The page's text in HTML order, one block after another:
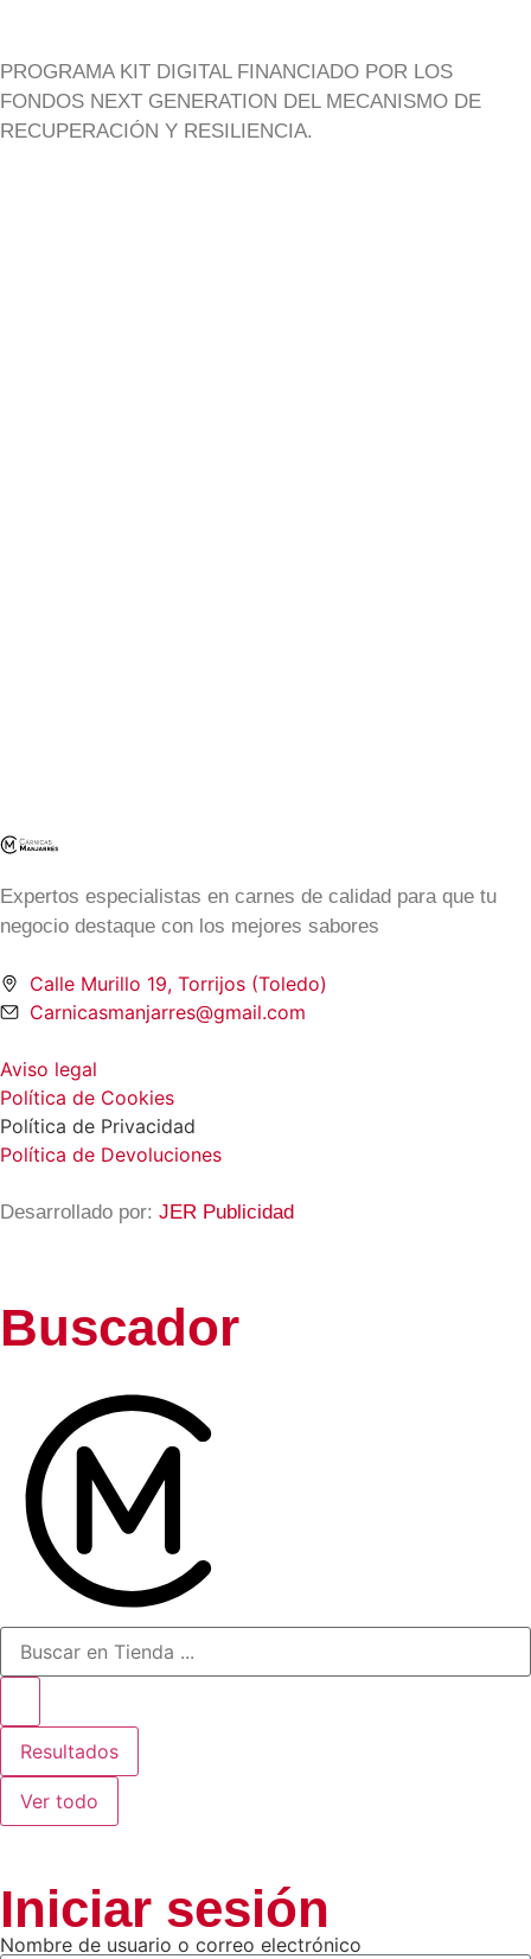
PROGRAMA KIT DIGITAL FINANCIADO POR LOS
FONDOS NEXT GENERATION DEL MECANISMO DE
RECUPERACIÓN Y RESILIENCIA.
Expertos especialistas en carnes de calidad para que tu
negocio destaque con los mejores sabores
Calle Murillo 19, Torrijos (Toledo)
Carnicasmanjarres@gmail.com
Aviso legal
Política de Cookies
Política de Privacidad
Política de Devoluciones
Desarrollado por: JER Publicidad
Buscador
Resultados
Ver todo
Iniciar sesión
Nombre de usuario o correo electrónico